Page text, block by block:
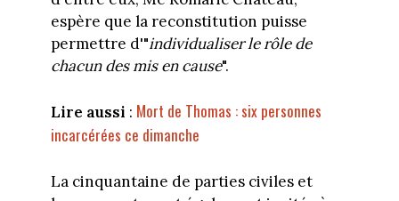
espère que la reconstitution puisse
permettre d'"individualiser le rôle de
chacun des mis en cause".
Lire aussi : Mort de Thomas : six personnes
incarcérées ce dimanche
La cinquantaine de parties civiles et